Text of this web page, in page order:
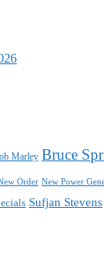
Marley Bruce
Order New Power
Sufjan Stevens